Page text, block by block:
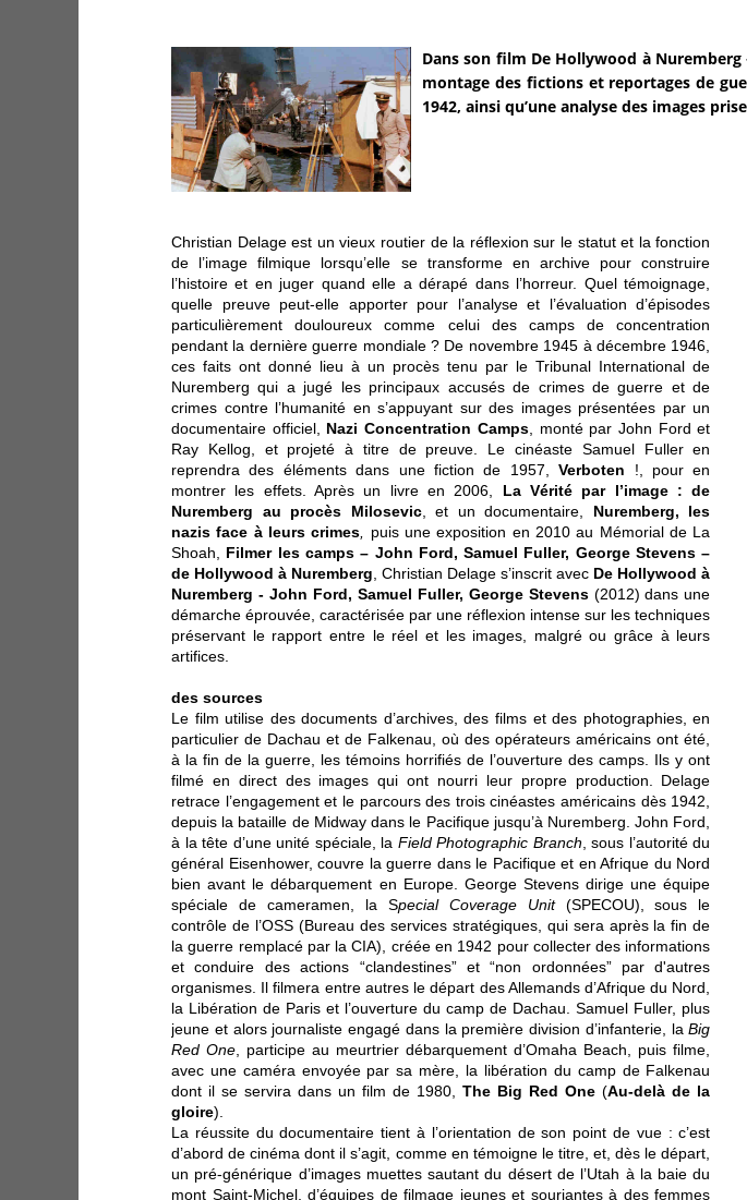
Dans son film De Hollywood à Nuremberg
montage des fictions et reportages de
1942, ainsi qu’une analyse des images
Christian Delage est un vieux routier de la réflexion sur le statut et la fonction
de l’image filmique lorsqu’elle se transforme en archive pour construire
l’histoire et en juger quand elle a dérapé dans l’horreur. Quel témoignage,
quelle preuve peut-elle apporter pour l’analyse et l’évaluation d’épisodes
particulièrement douloureux comme celui des camps de concentration
pendant la dernière guerre mondiale ? De novembre 1945 à décembre 1946,
ces faits ont donné lieu à un procès tenu par le Tribunal International de
Nuremberg qui a jugé les principaux accusés de crimes de guerre et de
crimes contre l’humanité en s’appuyant sur des images présentées par un
documentaire officiel, Nazi Concentration Camps, monté par John Ford et
Ray Kellog, et projeté à titre de preuve. Le cinéaste Samuel Fuller en
reprendra des éléments dans une fiction de 1957,Verboten !, pour en
montrer les effets. Après un livre en 2006, La Vérité par l’image : de
Nuremberg au procès Milosevic, et un documentaire, Nuremberg, les
nazis face à leurs crimes, puis une exposition en 2010 au Mémorial de La
Shoah, Filmer les camps – John Ford, Samuel Fuller, George Stevens –
de Hollywood à Nuremberg, Christian Delage s’inscrit avec De Hollywood à
Nuremberg - John Ford, Samuel Fuller, George Stevens(2012) dans une
démarche éprouvée, caractérisée par une réflexion intense sur les techniques
préservant le rapport entre le réel et les images, malgré ou grâce à leurs
artifices.
des sources
Le film utilise des documents d’archives, des films et des photographies, en
particulier de Dachau et de Falkenau, où des opérateurs américains ont été,
à la fin de la guerre, les témoins horrifiés de l’ouverture des camps. Ils y ont
filmé en direct des images qui ont nourri leur propre production. Delage
retrace l’engagement et le parcours des trois cinéastes américains dès 1942,
depuis la bataille de Midway dans le Pacifique jusqu’à Nuremberg. John Ford,
à la tête d’une unité spéciale, la Field Photographic Branch, sous l’autorité du
général Eisenhower, couvre la guerre dans le Pacifique et en Afrique du Nord
bien avant le débarquement en Europe. George Stevens dirige une équipe
spéciale de cameramen, la Special Coverage Unit(SPECOU), sous le
contrôle de l’OSS (Bureau des services stratégiques, qui sera après la fin de
la guerre remplacé par la CIA), créée en 1942 pour collecter des informations
et conduire des actions “clandestines” et “non ordonnées” par d'autres
organismes. Il filmera entre autres le départ des Allemands d’Afrique du Nord,
la Libération de Paris et l’ouverture du camp de Dachau. Samuel Fuller, plus
jeune et alors journaliste engagé dans la première division d’infanterie, laBig
Red One, participe au meurtrier débarquement d’Omaha Beach, puis filme,
avec une caméra envoyée par sa mère, la libération du camp de Falkenau
dont il se servira dans un film de 1980,The Big Red One (Au-delà de la
gloire).
La réussite du documentaire tient à l’orientation de son point de vue : c’est
d’abord de cinéma dont il s’agit, comme en témoigne le titre, et, dès le départ,
un pré-générique d’images muettes sautant du désert de l’Utah à la baie du
mont Saint-Michel, d’équipes de filmage jeunes et souriantes à des femmes